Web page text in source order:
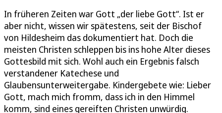
In früheren Zeiten war Gott „der liebe Gott“. Ist er
aber nicht, wissen wir spätestens, seit der Bischof
von Hildesheim das dokumentiert hat. Doch die
meisten Christen schleppen bis ins hohe Alter dieses
Gottesbild mit sich. Wohl auch ein Ergebnis falsch
verstandener Katechese und
Glaubensunterweitergabe. Kindergebete wie: Lieber
Gott, mach mich fromm, dass ich in den Himmel
komm, sind eines gereiften Christen unwürdig.